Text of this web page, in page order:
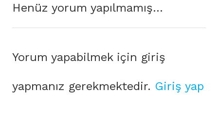
Henüz yorum yapılmamış...
Yorum yapabilmek için giriş
yapmanız gerekmektedir. Giriş yap